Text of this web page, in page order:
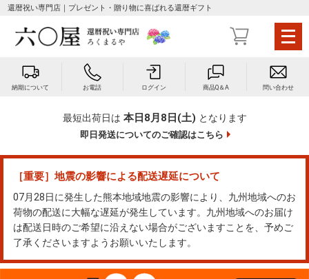
メ
ニ
ー
を
還暦祝い専門店｜プレゼント・贈り物に喜ばれる還暦ギフト
納期について お電話 ログイン 商品Q＆A 問い合わせ
最短出荷日は 本日8月8日(土) となります
即日発送についてのご確認はこちら
［重要］地震の影響による配送遅延について
07月28日に発生した熊本地域地震の影響により、九州地域へのお
荷物の配送に大幅な遅延が発生しています。九州地域へのお届け
は配送日時のご希望に沿えない場合がございますことを、予めご
了承くださいますようお願いいたします。